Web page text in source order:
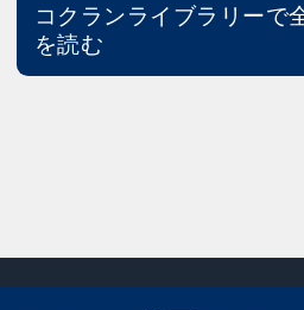
コクランライブラリーで
を読む